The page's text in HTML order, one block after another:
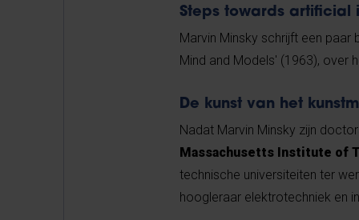
Steps towards artificial
Marvin Minsky schrijft een
Mind and Models' (1963), over
De kunst van het
Nadat Marvin Minsky zijn
Massachusetts Institute of
technische universiteiten ter
hoogleraar elektrotechniek en